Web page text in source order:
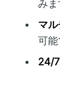
みま
マ
可能
24/